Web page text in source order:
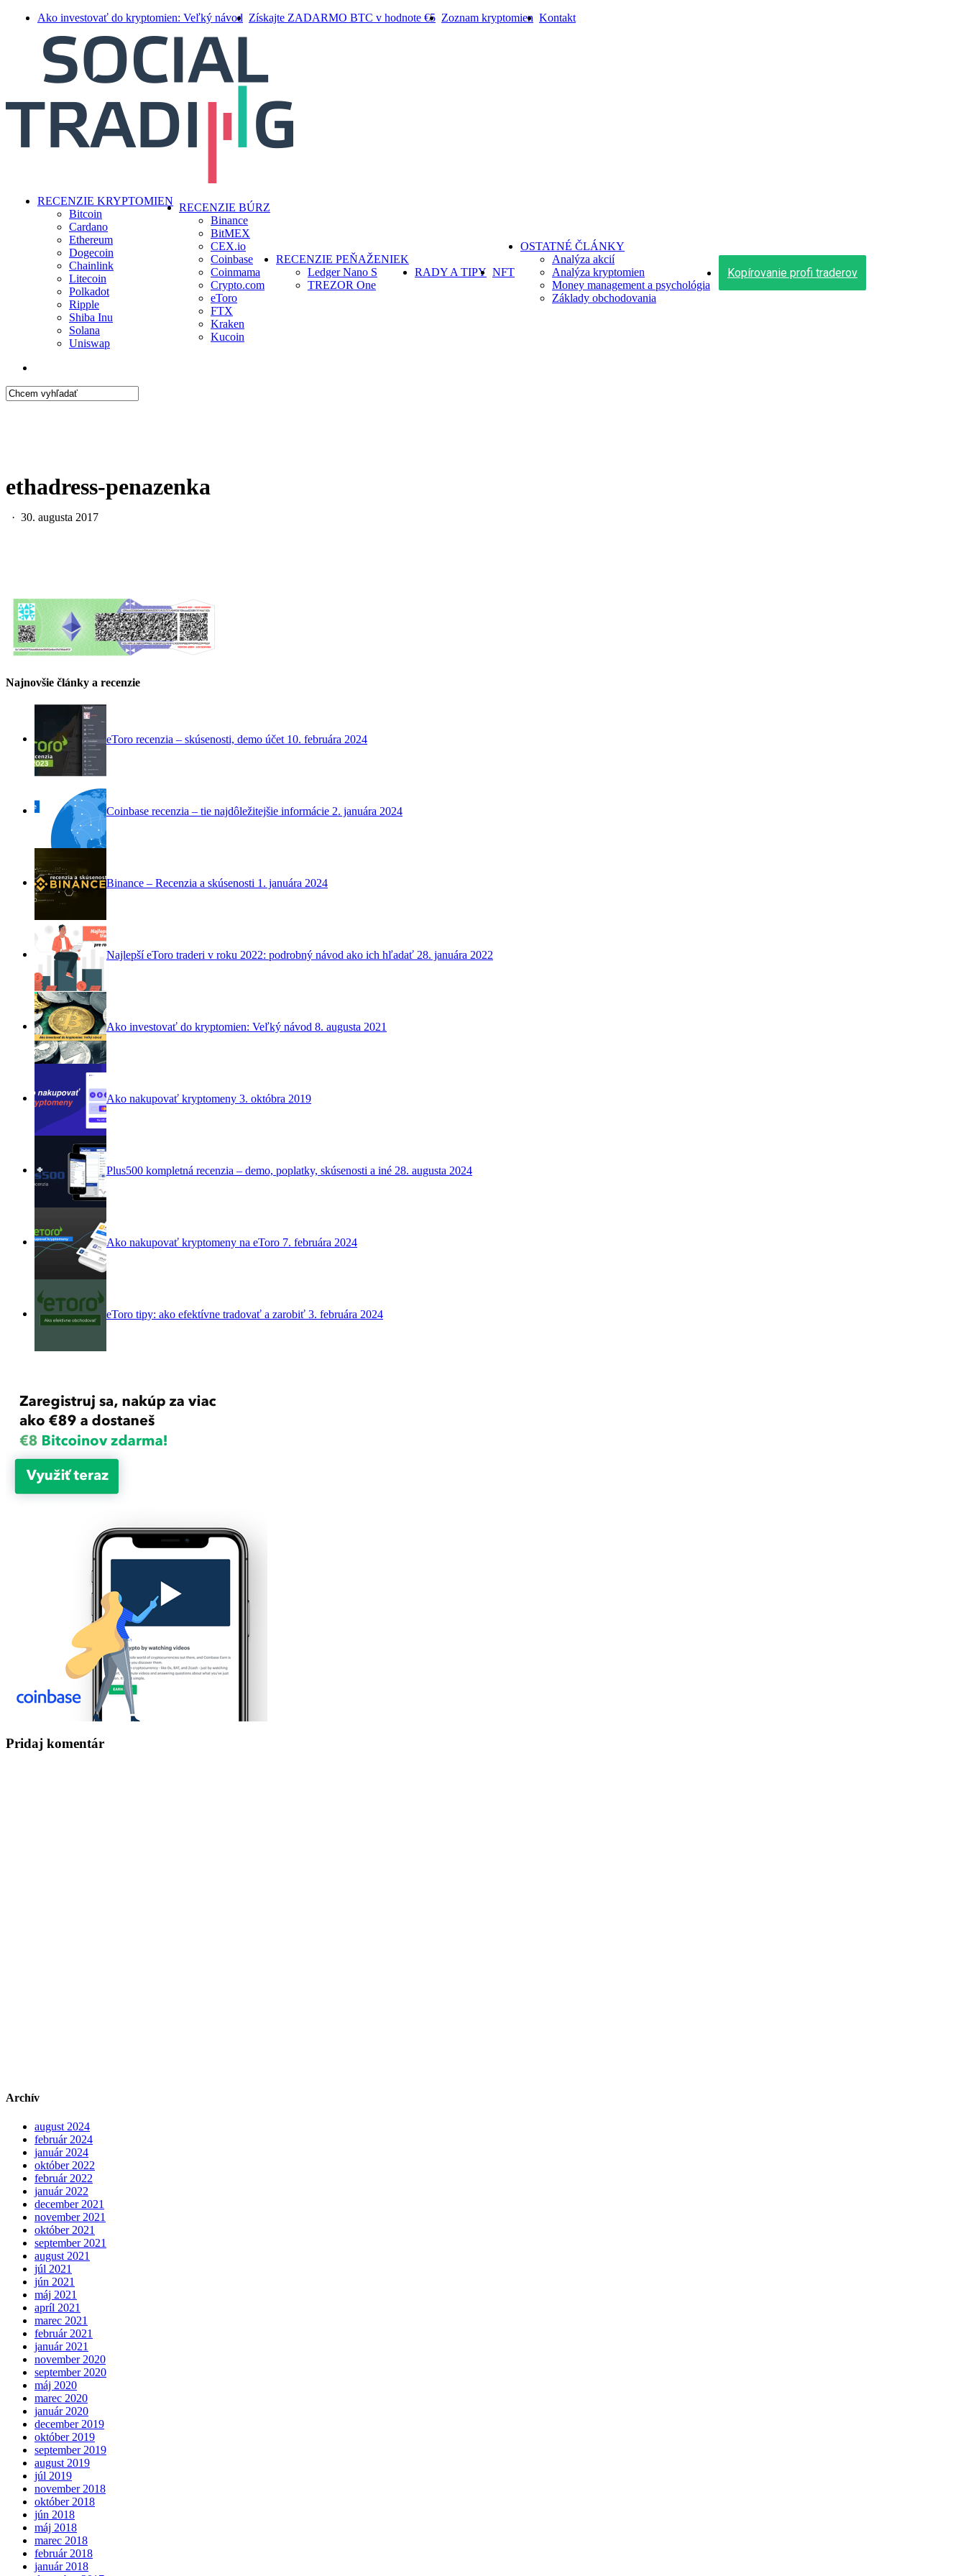
Ako investovať do kryptomien: Veľký návod Získajte ZADARMO BTC v hodnote €5 Zoznam kryptomien Kontakt
search
Menu
RECENZIE KRYPTOMIEN
Bitcoin
Cardano
Ethereum
Dogecoin
Chainlink
Litecoin
Polkadot
Ripple
Shiba Inu
Solana
Uniswap
RECENZIE BÚRZ
Binance
BitMEX
CEX.io
Coinbase
Coinmama
Crypto.com
eToro
FTX
Kraken
Kucoin
RECENZIE PEŇAŽENIEK
Ledger Nano S
TREZOR One
RADY A TIPY NFT
OSTATNÉ ČLÁNKY
Analýza akcií
Analýza kryptomien
Money management a psychológia
Základy obchodovania
Kopírovanie profi traderov
ethadress-penazenka
30. augusta 2017
Najnovšie články a recenzie
eToro recenzia – skúsenosti, demo účet 10. februára 2024
Coinbase recenzia – tie najdôležitejšie informácie 2. januára 2024
Binance – Recenzia a skúsenosti 1. januára 2024
Najlepší eToro traderi v roku 2022: podrobný návod ako ich hľadať 28. januára 2022
Ako investovať do kryptomien: Veľký návod 8. augusta 2021
Ako nakupovať kryptomeny 3. októbra 2019
Plus500 kompletná recenzia – demo, poplatky, skúsenosti a iné 28. augusta 2024
Ako nakupovať kryptomeny na eToro 7. februára 2024
eToro tipy: ako efektívne tradovať a zarobiť 3. februára 2024
Pridaj komentár
Archív
august 2024
február 2024
január 2024
október 2022
február 2022
január 2022
december 2021
november 2021
október 2021
september 2021
august 2021
júl 2021
jún 2021
máj 2021
apríl 2021
marec 2021
február 2021
január 2021
november 2020
september 2020
máj 2020
marec 2020
január 2020
december 2019
október 2019
september 2019
august 2019
júl 2019
november 2018
október 2018
jún 2018
máj 2018
marec 2018
február 2018
január 2018